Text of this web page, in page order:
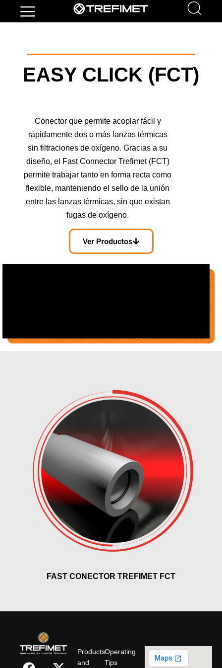
EASY CLICK (FCT)
Conector que permite acoplar fácil y
rápidamente dos o más lanzas térmicas
sin filtraciones de oxígeno. Gracias a su
diseño, el Fast Connector Trefimet (FCT)
permite trabajar tanto en forma recta como
flexible, manteniendo el sello de la unión
entre las lanzas térmicas, sin que existan
fugas de oxígeno.
Ver Productos
FAST CONECTOR TREFIMET FCT
Products
and
Operating
Tips